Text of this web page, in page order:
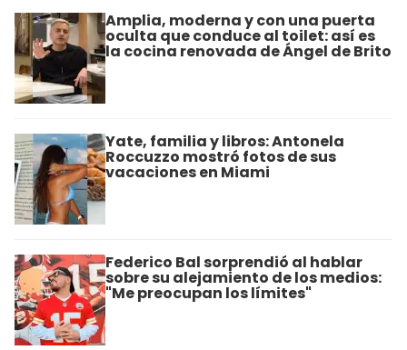
Amplia, moderna y con una puerta
oculta que conduce al toilet: así es
la cocina renovada de Ángel de Brito
Yate, familia y libros: Antonela
Roccuzzo mostró fotos de sus
vacaciones en Miami
Federico Bal sorprendió al hablar
sobre su alejamiento de los medios:
"Me preocupan los límites"